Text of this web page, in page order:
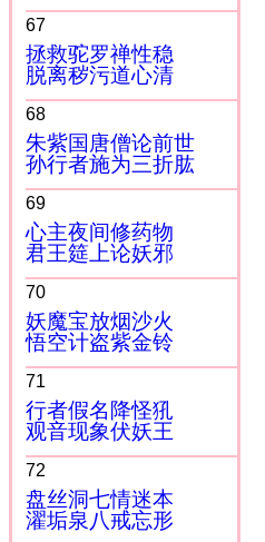
67
拯救驼罗禅性稳
脱离秽污道心清
68
朱紫国唐僧论前世
孙行者施为三折肱
69
心主夜间修药物
君王筵上论妖邪
70
妖魔宝放烟沙火
悟空计盗紫金铃
71
行者假名降怪犼
观音现象伏妖王
72
盘丝洞七情迷本
濯垢泉八戒忘形